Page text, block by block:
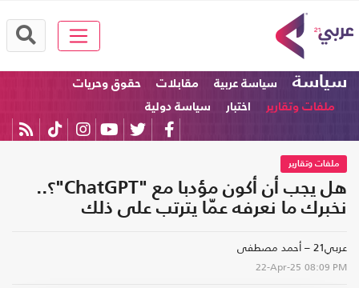
سياسة سياسة عربية مقابلات
حقوق وحريات
ملفات وتقارير
اختبار سياسة دولية
ملفات وتقارير
هل يجب أن أكون مؤدبا مع "ChatGPT"؟..
نخبرك ما نعرفه عمّا يترتب على ذلك
عربي21 – أحمد مصطفى
22-Apr-25 08:09 PM